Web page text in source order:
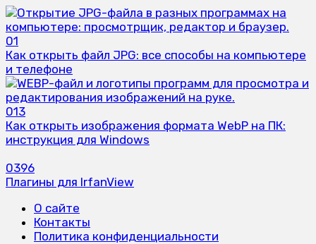
01
Как открыть файл JPG: все способы на компьютере
и телефоне
013
Как открыть изображения формата WebP на ПК:
инструкция для Windows
0396
Плагины для IrfanView
О сайте
Контакты
Политика конфиденциальности